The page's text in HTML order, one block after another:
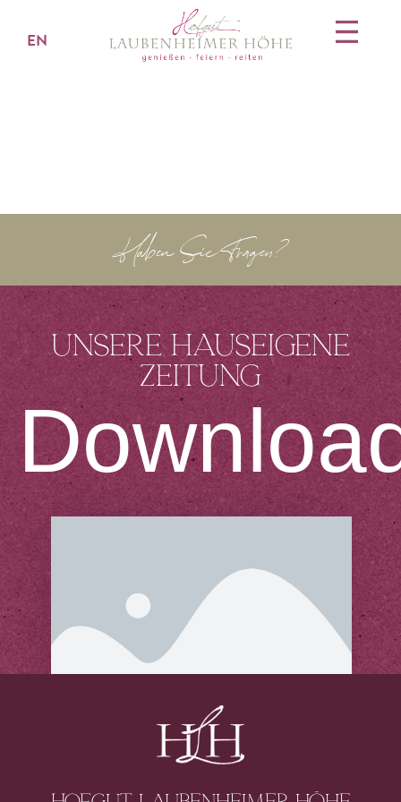
EN
Haben Sie Fragen?
Unsere hauseigene
Zeitung